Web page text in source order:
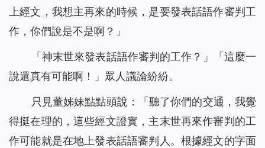
上經文，我想主再來的時候，是要發表話語作審判工
作，你們說是不是啊？」
「神末世來發表話語作審判的工作？」「這麼一
說還真有可能啊！」眾人議論紛紛。
只見董姊妹點點頭說：「聽了你們的交通，我覺
得挺在理的，這些經文證實，主末世再來作審判的工
作可能就是在地上發表話語審判人。根據經文的字面